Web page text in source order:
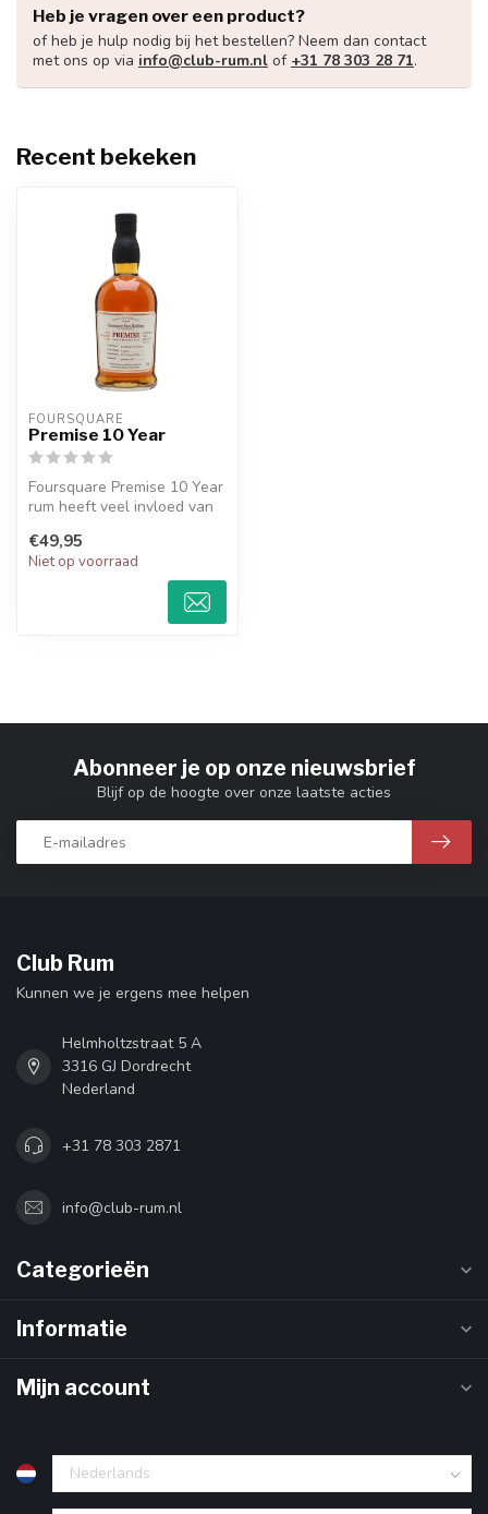
Heb je vragen over een product?
of heb je hulp nodig bij het bestellen? Neem dan contact
met ons op via info@club-rum.nl of +31 78 303 28 71.
Recent bekeken
FOURSQUARE
Premise 10 Year
Foursquare Premise 10 Year
rum heeft veel invloed van
€49,95
Niet op voorraad
Abonneer je op onze nieuwsbrief
Blijf op de hoogte over onze laatste acties
Club Rum
Kunnen we je ergens mee helpen
Helmholtzstraat 5 A
3316 GJ Dordrecht
Nederland
+31 78 303 2871
info@club-rum.nl
Categorieën
Informatie
Mijn account